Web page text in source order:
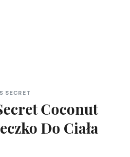
SECRET
Coconut
Do Ciała